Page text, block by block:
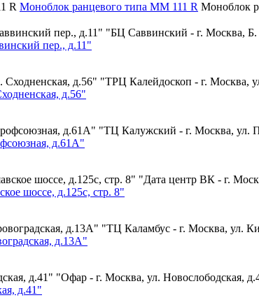
Моноблок ранцевого типа MM 111 R Моноблок
"БЦ Саввинский - г. Москва,
пер., д.11"
"ТРЦ Калейдоскоп - г. Москва,
д.56"
"ТЦ Калужский - г. Москва, ул.
д.61А"
"Дата центр ВК - г.
шоссе, д.125с, стр. 8"
"ТЦ Каламбус - г. Москва, ул.
д.13А"
"Офар - г. Москва, ул. Новослободская,
д.41"